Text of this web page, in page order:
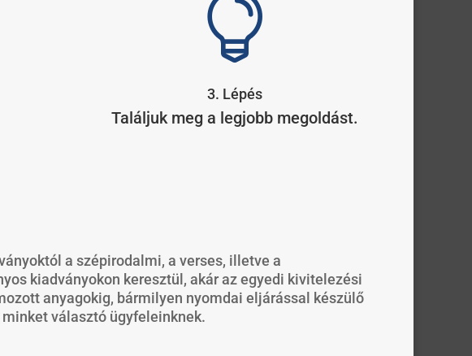

3. Lépés
Találjuk meg a legjobb megoldást.
a szépirodalmi, a verses, illetve a
kiadványokon keresztül, akár az egyedi kivitelezési
anyagokig, bármilyen nyomdai eljárással készülő
választó ügyfeleinknek.